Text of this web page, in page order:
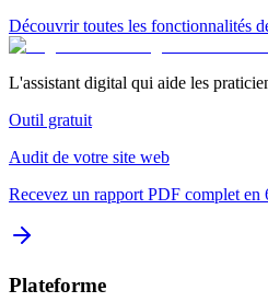
Découvrir toutes les fonctionnalités
L'assistant digital qui aide les
Outil gratuit
Audit de votre site web
Recevez un rapport PDF complet en
Plateforme